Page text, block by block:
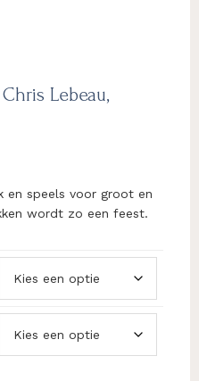
Lebeau,
en speels voor groot en
wordt zo een feest.